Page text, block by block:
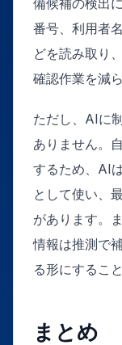
備候補の検出
番号、利用者
どを読み取り
確認作業を減
ただし、AIに
ありません。
するため、AI
として使い、
があります。
情報は推測で
る形にするこ
まとめ